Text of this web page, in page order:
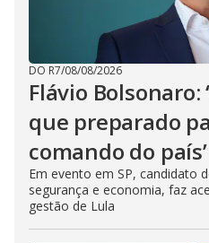
DO R7/08/08/2026
Flávio Bolsonaro:
que preparado
comando do país’
Em evento em SP, candidato
segurança e economia, faz
gestão de Lula